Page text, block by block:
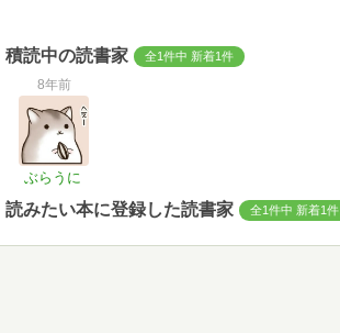
積読中の読書家 全1件中 新着1件
8年前
ぶらうに
読みたい本に登録した読書家 全1件中 新着1件